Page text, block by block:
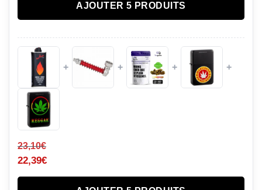
AJOUTER 5 PRODUITS
+ + + +
23,10€
22,39€